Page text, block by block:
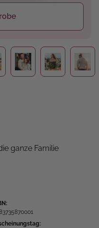
5 von 5 Sternen
ganze Familie